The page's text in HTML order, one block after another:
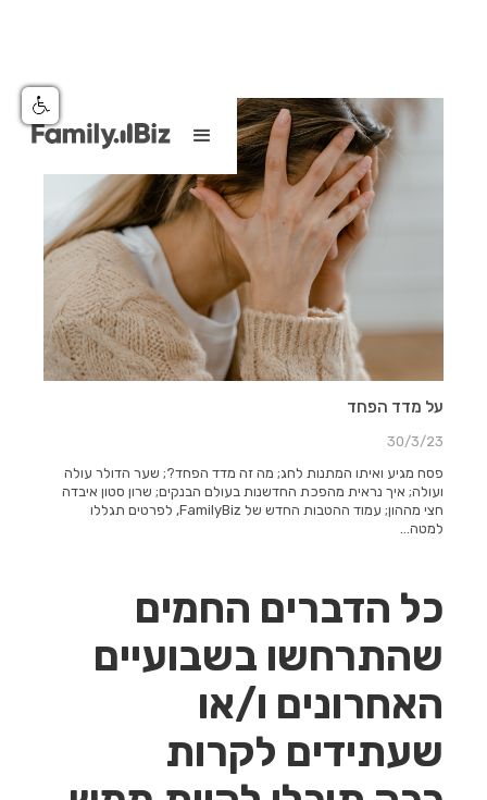
על מדד הפחד
30/3/23
פסח מגיע ואיתו המתנות לחג; מה זה מדד הפחד?; שער הדולר עולה
ועולה; איך נראית מהפכת החדשנות בעולם הבנקים; שרון סטון איבדה
חצי מההון; עמוד ההטבות החדש של FamilyBiz, לפרטים תגללו
למטה...
כל הדברים החמים
שהתרחשו בשבועיים
האחרונים ו/או
שעתידים לקרות